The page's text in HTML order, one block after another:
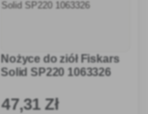
Nożyce do ziół Fiskars
Solid SP220 1063326
47,31 Zł